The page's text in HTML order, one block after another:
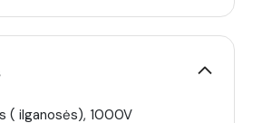
( ilganosės), 1000V